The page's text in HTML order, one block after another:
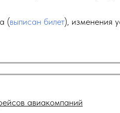
(выписан билет), изменения
авиакомпаний